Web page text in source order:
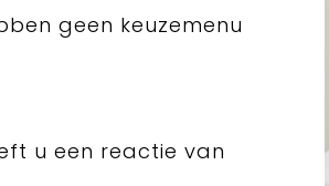
geen keuzemenu
u een reactie van